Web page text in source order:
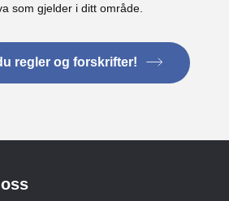
som gjelder i ditt område.
regler og forskrifter!